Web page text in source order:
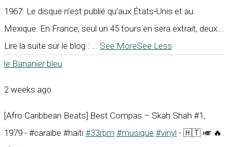
1967. Le disque n’est publié qu’aux États-Unis et au
Mexique. En France, seul un 45 tours en sera extrait, deux...
Lire la suite sur le blog : ... See MoreSee Less
le Bananier bleu
2 weeks ago
[Afro Caribbean Beats] Best Compas – Skah Shah #1,
1979 - #caraïbe #haïti #33rpm #musique #vinyl - 🇭🇹 🎺 🔥